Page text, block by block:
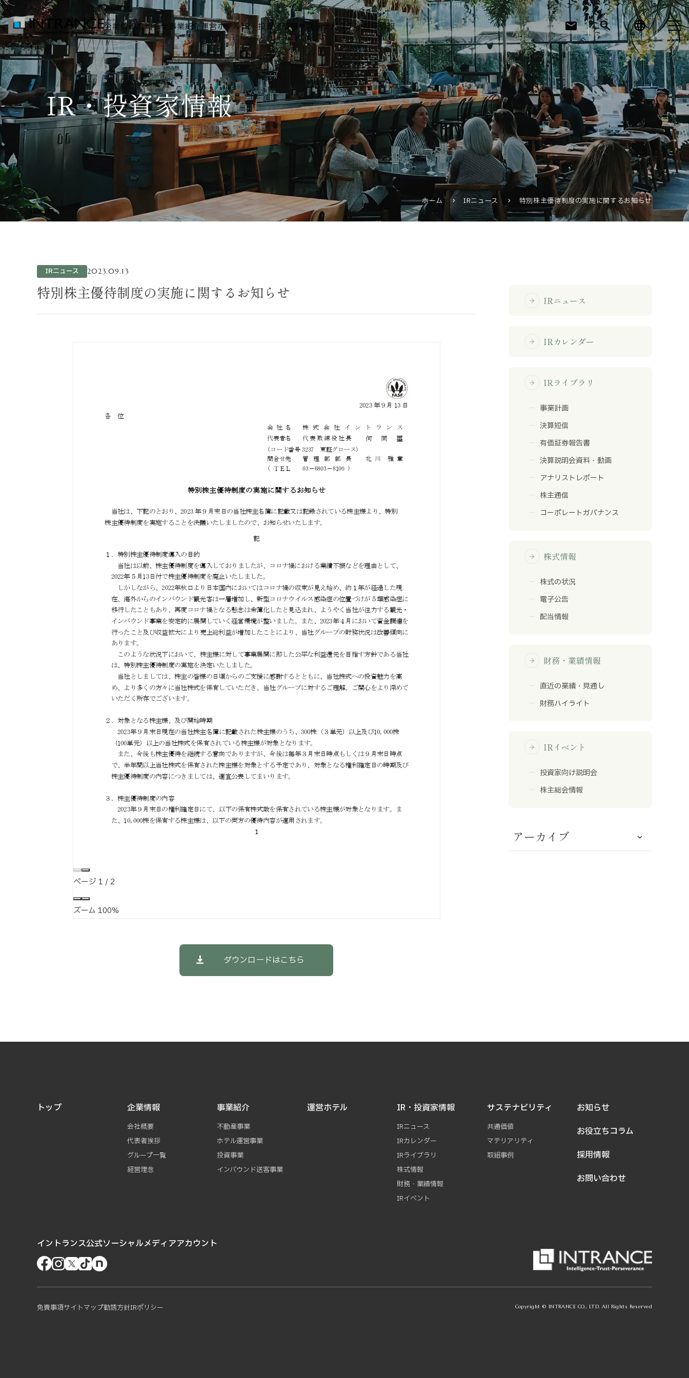
企業情報お知らせ 事業紹介運営ホテルIR・投資家情報 サステナビリティ採用情報 mail search language
トップ
企業情報
会社概要
代表者挨拶
グループ一覧
経営理念
事業紹介
インバウンド送客事業
運営ホテル
IR・投資家情報
IRニュース
IRカレンダー
IRライブラリ
株式情報
財務・業績情報
IRイベント
お知らせ
お役立ちコラム
採用情報
お問い合わせ
IR・投資家情報
ホーム IRニュース 特別株主優待制度の実施に関するお知らせ
IRニュース 2023.09.13
特別株主優待制度の実施に関するお知らせ
ページ 1 / 2
ズーム 100%
ダウンロードはこちら
arrow_forward IRニュース
arrow_forward IRカレンダー
arrow_forward IRライブラリ
事業計画
決算短信
有価証券報告書
決算説明会資料・動画
アナリストレポート
株主通信
コーポレートガバナンス
arrow_forward 株式情報
株式の状況
電子公告
配当情報
arrow_forward 財務・業績情報
直近の業績・見通し
財務ハイライト
arrow_forward IRイベント
投資家向け説明会
株主総会情報
アーカイブ
トップ 企業情報
会社概要
代表者挨拶
グループ一覧
経営理念
事業紹介
不動産事業
ホテル運営事業
投資事業
インバウンド送客事業
運営ホテル IR・投資家情報
IRニュース
IRカレンダー
IRライブラリ
株式情報
財務・業績情報
IRイベント
サステナビリティ
共通価値
マテリアリティ
取組事例
お知らせ
お役立ちコラム
採用情報
お問い合わせ
イントランス公式ソーシャルメディアアカウント
免責事項サイトマップ勧誘方針IRポリシー Copyright © INTRANCE CO., LTD. All Rights Reserved